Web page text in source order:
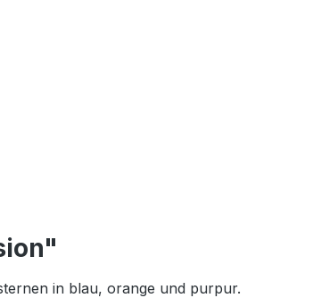
in blau, orange und purpur.